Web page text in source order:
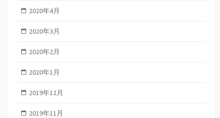
2020年4月
2020年3月
2020年2月
2020年1月
2019年12月
2019年11月